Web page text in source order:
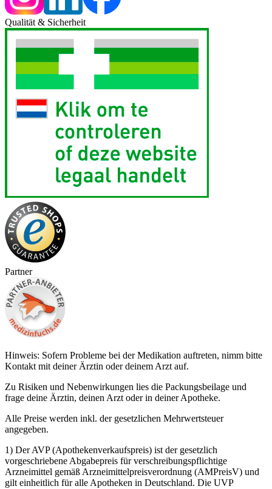
Qualität & Sicherheit
Partner
Hinweis: Sofern Probleme bei der Medikation auftreten, nimm bitte
Kontakt mit deiner Ärztin oder deinem Arzt auf.
Zu Risiken und Nebenwirkungen lies die Packungsbeilage und
frage deine Ärztin, deinen Arzt oder in deiner Apotheke.
Alle Preise werden inkl. der gesetzlichen Mehrwertsteuer
angegeben.
1) Der AVP (Apothekenverkaufspreis) ist der gesetzlich
vorgeschriebene Abgabepreis für verschreibungspflichtige
Arzneimittel gemäß Arzneimittelpreisverordnung (AMPreisV) und
gilt einheitlich für alle Apotheken in Deutschland. Die UVP